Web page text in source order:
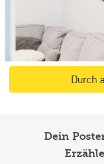
Durch
Dein